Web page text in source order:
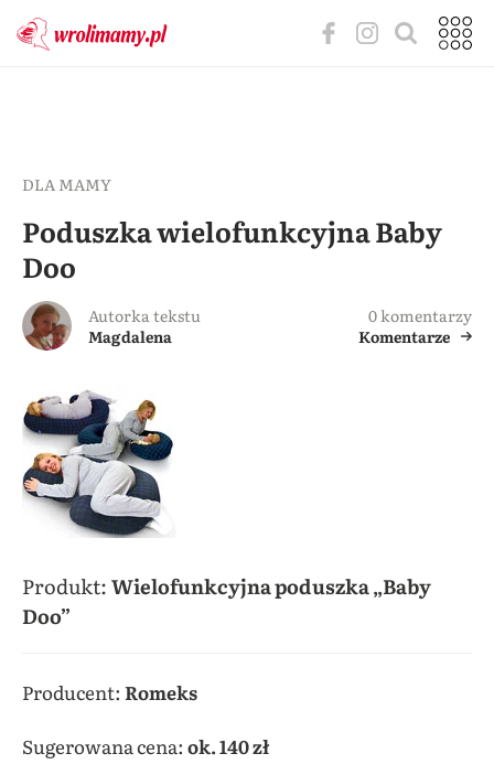
DLA MAMY
Poduszka wielofunkcyjna Baby
Doo
Autorka tekstu
Magdalena
0 komentarzy
Komentarze
Produkt:Wielofunkcyjna poduszka „Baby
Doo”
Producent: Romeks
Sugerowana cena: ok. 140 zł